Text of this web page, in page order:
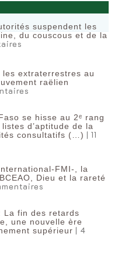
suspendent les
du couscous et de la
les extraterrestres au
raëlien
se hisse au 2ᵉ rang
d’aptitude de la
consultatifs (…) | 11
FMI-, la
Dieu et la rareté
La fin des retards
une nouvelle ère
supérieur | 4